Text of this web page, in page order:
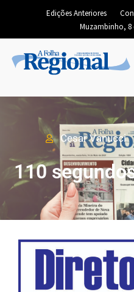
Edições Anteriores
Muzambinho, 8
Cesar Vanucci
110